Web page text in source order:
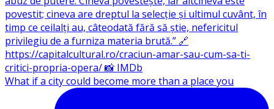
What if a city could become more than a place you